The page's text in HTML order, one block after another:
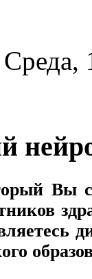
Среда,
Вы